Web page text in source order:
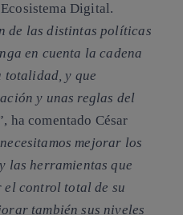
Digital.
de las distintas políticas
en cuenta la cadena
totalidad, y que
y unas reglas del
ha comentado César
necesitamos mejorar los
las herramientas que
control total de su
también sus niveles